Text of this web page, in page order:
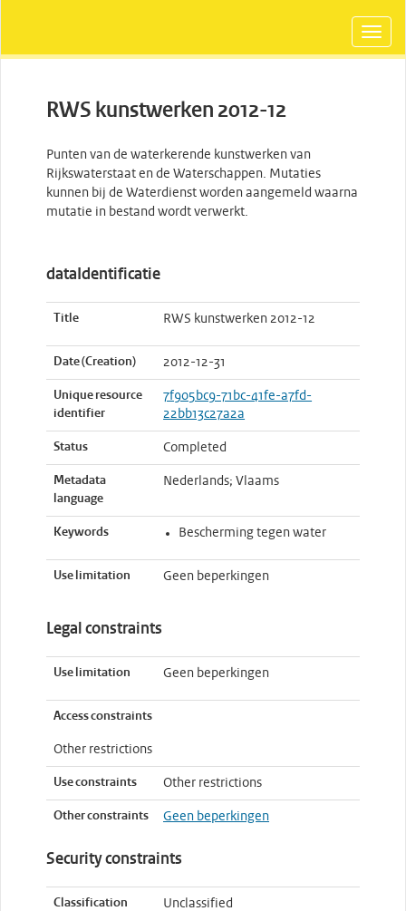
RWS kunstwerken 2012-12
Punten van de waterkerende kunstwerken van
Rijkswaterstaat en de Waterschappen. Mutaties
kunnen bij de Waterdienst worden aangemeld waarna
mutatie in bestand wordt verwerkt.
dataIdentificatie
Title RWS kunstwerken 2012-12
Date (Creation) 2012-12-31
Unique resource
identifier
7f905bc9-71bc-41fe-a7fd-
22bb13c27a2a
Status Completed
Metadata
language
Nederlands; Vlaams
Keywords Bescherming tegen water
Use limitation Geen beperkingen
Legal constraints
Use limitation Geen beperkingen
Access constraints
Other restrictions
Use constraints Other restrictions
Other constraints Geen beperkingen
Security constraints
Classification Unclassified